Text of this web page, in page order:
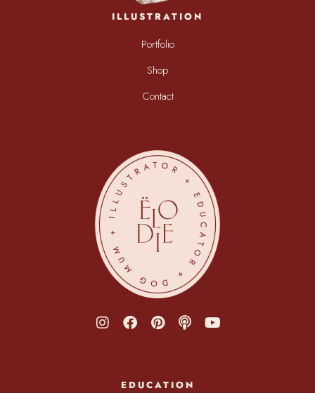
ILLUSTRATION
Portfolio
Shop
Contact
EDUCATION